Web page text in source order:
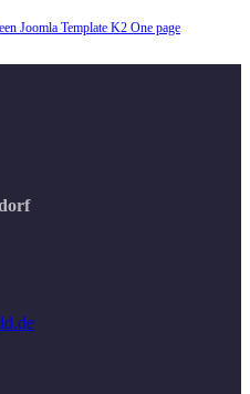
Joomla Template K2 One page